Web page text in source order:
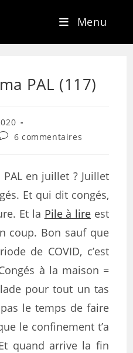
Menu
PAL (117)
6 commentaires
en juillet ? Juillet
Et qui dit congés,
Et la Pile à lire est
coup. Bon sauf que
de COVID, c’est
à la maison =
pour tout un tas
le temps de faire
le confinement t’a
quand arrive la fin